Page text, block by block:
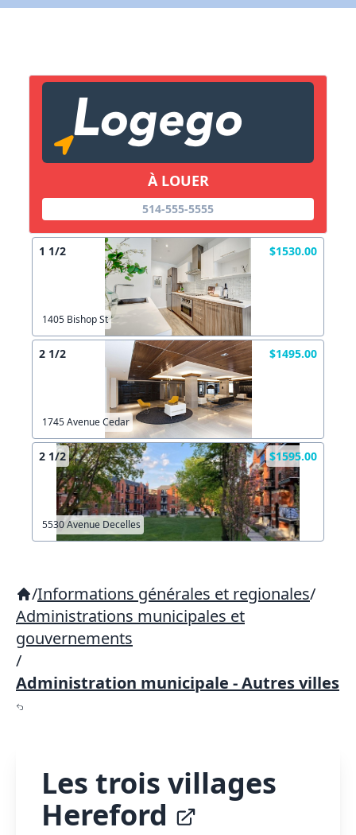
À LOUER
514-555-5555
1 1/2 $1530.00
1405 Bishop St
2 1/2 $1495.00
1745 Avenue Cedar
2 1/2 $1595.00
5530 Avenue Decelles
/Informations générales et regionales/
Administrations municipales et
gouvernements
/
Administration municipale - Autres villes
Les trois villages
Hereford
Copier lien
X Fermer Envoyez